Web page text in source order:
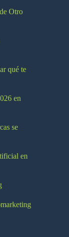
Otro
qué te
en
se
en